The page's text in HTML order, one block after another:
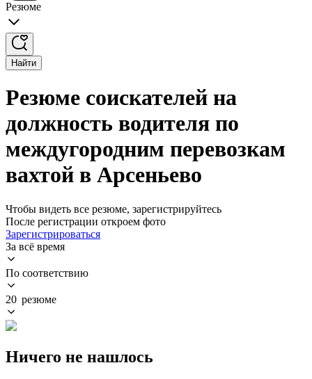
Резюме
Найти
Резюме соискателей на
должность водителя по
междугородним перевозкам
вахтой в Арсеньево
Чтобы видеть все резюме, зарегистрируйтесь
После регистрации откроем фото
Зарегистрироваться
За всё время
По соответствию
20 резюме
Ничего не нашлось